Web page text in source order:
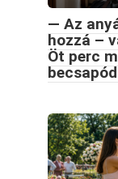
— Az
hozzá –
Öt perc